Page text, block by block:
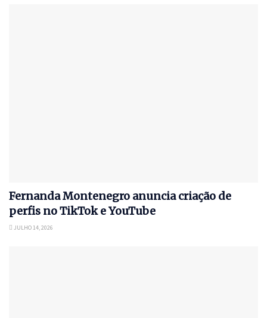
Fernanda Montenegro anuncia criação de
perfis no TikTok e YouTube
JULHO 14, 2026